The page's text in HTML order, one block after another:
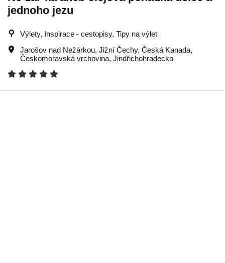
jednoho jezu
Výlety, Inspirace - cestopisy, Tipy na výlet
Jarošov nad Nežárkou, Jižní Čechy, Česká Kanada,
Českomoravská vrchovina, Jindřichohradecko